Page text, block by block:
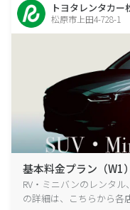
トヨタレンタカー
松原市上田4-728-1
基本料金プラン（W1）
RV・ミニバンのレンタ
の詳細は、こちらから各